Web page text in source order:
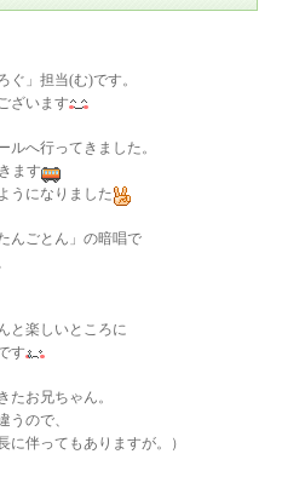
ぐ」担当(む)です。
ざいます
へ行ってきました。
ます
うになりました
んごとん」の暗唱で
と楽しいところに
す
たお兄ちゃん。
うので、
伴ってもありますが。）